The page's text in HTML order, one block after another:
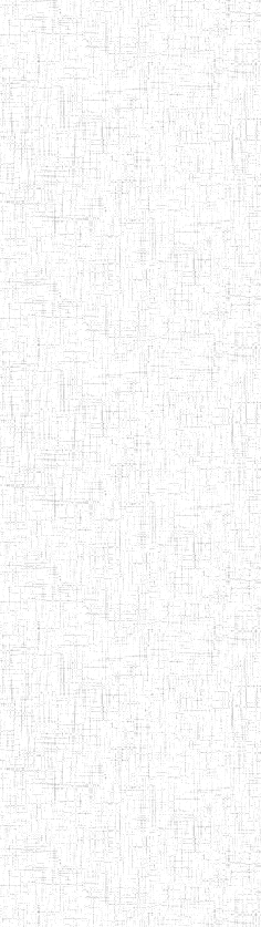
Page 2 sur 13 Total: 307
02/09/2014 ENIEG Privé
04/02/2014 ENIET Privé
28/08/2009 ENIEG Privé
28/12/2007 ENIEG Privé
15/04/2014 ENIEG Privé
20/08/2015 ENIEG Privé
28/08/2009 ENIEG Privé
28/12/2007 ENIEG Privé
02/07/2012 ENIEG Privé